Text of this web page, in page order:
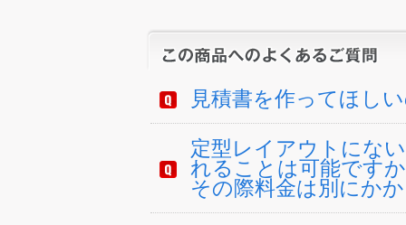
見積書を作ってほし
定型レイアウトにな
れることは可能です
その際料金は別にか